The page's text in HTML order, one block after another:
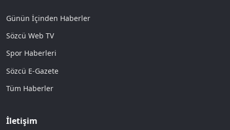
Günün İçinden Haberler
Sözcü Web TV
Spor Haberleri
Sözcü E-Gazete
Tüm Haberler
İletişim